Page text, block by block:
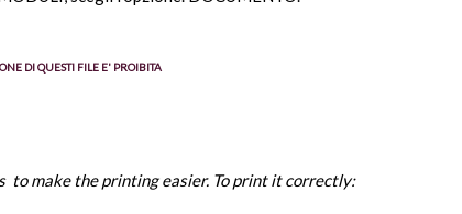
DI QUESTI FILE E' PROIBITA
to make the printing easier. To print it correctly: